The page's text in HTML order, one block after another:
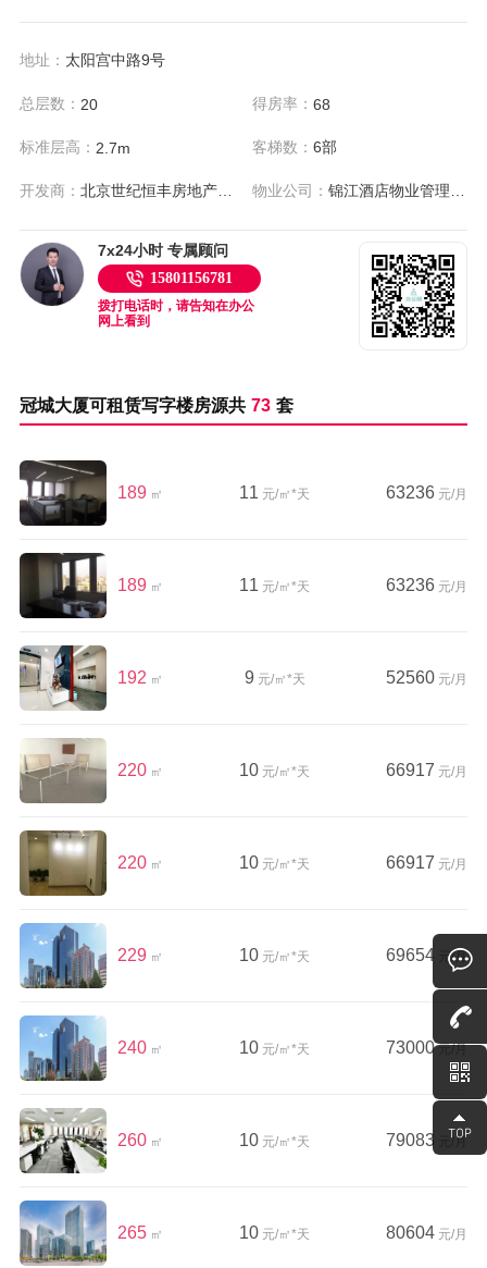
地址： 太阳宫中路9号
总层数： 20 得房率：68
标准层高： 2.7m 客梯数：6部
开发商： 北京世纪恒丰房地产开发有限公司 物业公司：
7x24小时 专属顾问
15801156781
拨打电话时，请告知在办公
网上看到
冠城大厦可租赁写字楼房源共 73 套
189 ㎡ 11 元/㎡*天 63236 元/月
189 ㎡ 11 元/㎡*天 63236 元/月
192 ㎡ 9 元/㎡*天 52560 元/月
220 ㎡ 10 元/㎡*天 66917 元/月
220 ㎡ 10 元/㎡*天 66917 元/月
229 ㎡ 10 元/㎡*天 69654 元/月
240 ㎡ 10 元/㎡*天 73000 元/月
260 ㎡ 10 元/㎡*天 79083 元/月
265 ㎡ 10 元/㎡*天 80604 元/月